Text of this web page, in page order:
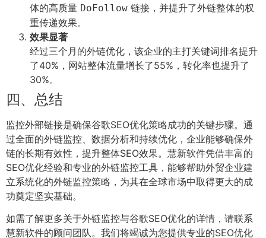
体的高质量 DoFollow 链接，并提升了外链整体的权
重传递效果。
效果显著
经过三个月的外链优化，该企业的主打关键词排名提升
了40%，网站整体流量增长了55%，转化率也提升了
30%。
四、总结
监控外部链接是确保谷歌SEO优化策略成功的关键步骤。通
过全面的外链监控、数据分析和持续优化，企业能够确保外
链的长期有效性，提升整体SEO效果。慧新软件凭借丰富的
SEO优化经验和专业的外链监控工具，能够帮助外贸企业建
立系统化的外链监控策略，为其在全球市场中取得更大的成
功奠定坚实基础。
如需了解更多关于外链监控与谷歌SEO优化的详情，请联系
慧新软件的顾问团队。我们将竭诚为您提供专业的SEO优化